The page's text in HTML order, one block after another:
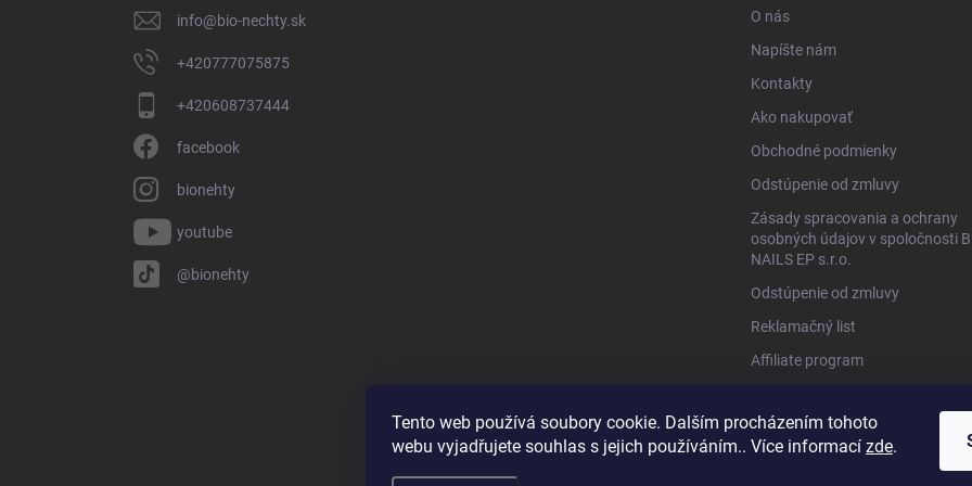
Tento web používá soubory cookie. Dalším procházením tohoto
webu vyjadřujete souhlas s jejich používáním.. Více informací zde.
info@bio-nechty.sk
+420777075875
+420608737444
facebook
bionehty
youtube
@bionehty
O nás
Napíšte nám
Kontakty
Ako nakupovať
Obchodné podmienky
Odstúpenie od zmluvy
Zásady spracovania a ochrany
osobných údajov v spoločnosti
NAILS EP s.r.o.
Odstúpenie od zmluvy
Reklamačný list
Affiliate program